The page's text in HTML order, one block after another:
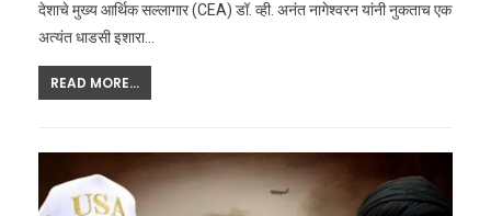
देशाचे मुख्य आर्थिक सल्लागार (CEA) डॉ. व्ही. अनंत नागेश्वरन यांनी नुकताच एक
अत्यंत धाडसी इशारा…
READ MORE...